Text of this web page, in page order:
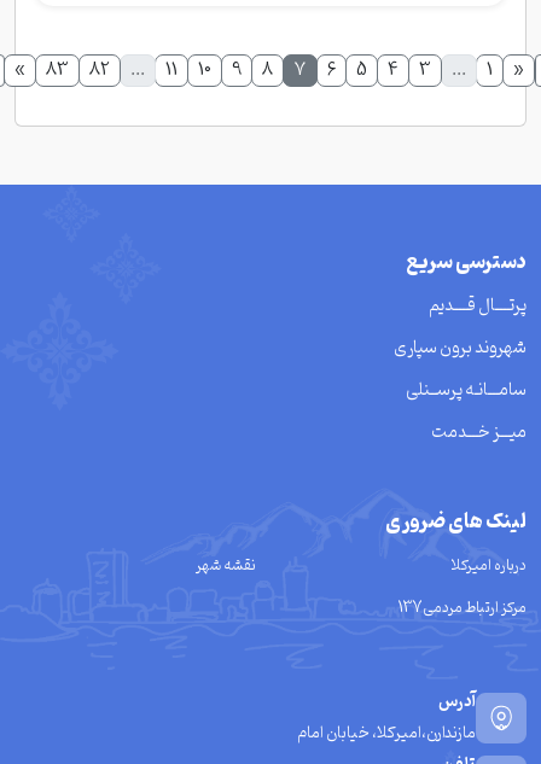
«
1
...
3
4
5
6
7
8
9
10
11
...
82
83
»
دسترسی سریع
پرتــــال قــــدیم
شهروند برون سپاری
سامـــانـه پرســنلی
میـــز خـــدمت
لینک های ضروری
درباره امیرکلا
نقشه شهر
مرکز ارتباط مردمی137
آدرس
مازندارن،امیرکلا، خیابان امام